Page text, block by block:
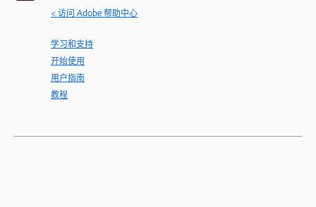
< 访问 Adobe 帮助中心
学习和支持
开始使用
用户指南
教程